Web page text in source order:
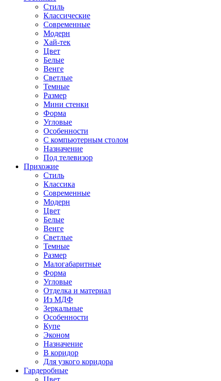
Стиль
Классические
Современные
Модерн
Хай-тек
Цвет
Белые
Венге
Светлые
Темные
Размер
Мини стенки
Форма
Угловые
Особенности
С компьютерным столом
Назначение
Под телевизор
Прихожие
Стиль
Классика
Современные
Модерн
Цвет
Белые
Венге
Светлые
Темные
Размер
Малогабаритные
Форма
Угловые
Отделка и материал
Из МДФ
Зеркальные
Особенности
Купе
Эконом
Назначение
В коридор
Для узкого коридора
Гардеробные
Цвет